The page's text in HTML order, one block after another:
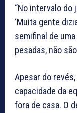
“No intervalo do
‘Muita gente
semifinal de
pesadas, não
Apesar do
capacidade da
fora de casa. O